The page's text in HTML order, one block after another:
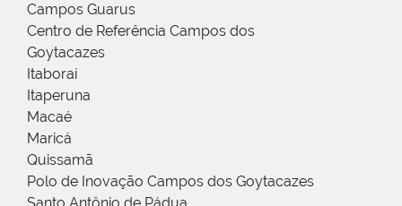
Campos Guarus
Centro de Referência Campos dos
Goytacazes
Itaboraí
Itaperuna
Macaé
Maricá
Quissamã
Polo de Inovação Campos dos Goytacazes